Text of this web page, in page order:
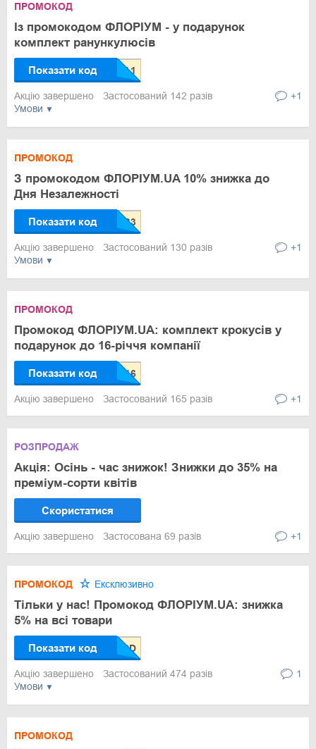
Умови
ПРОМОКОД
Із промокодом ФЛОРІУМ - у подарунок
комплект ранункулюсів
Показати код
Акцію завершено Застосований 142 разів +1
Умови
ПРОМОКОД
З промокодом ФЛОРІУМ.UA 10% знижка до
Дня Незалежності
Показати код
Акцію завершено Застосований 130 разів +1
ПРОМОКОД
Промокод ФЛОРІУМ.UA: комплект крокусів у
подарунок до 16-річчя компанії
Показати код
Акцію завершено Застосований 165 разів +1
РОЗПРОДАЖ
Акція: Осінь - час знижок! Знижки до 35% на
преміум-сорти квітів
Скористатися
Акцію завершено Застосована 69 разів +1
Умови
ПРОМОКОД Ексклюзивно
Тільки у нас! Промокод ФЛОРІУМ.UA: знижка
5% на всі товари
Показати код
Акцію завершено Застосований 474 разів 1
ПРОМОКОД